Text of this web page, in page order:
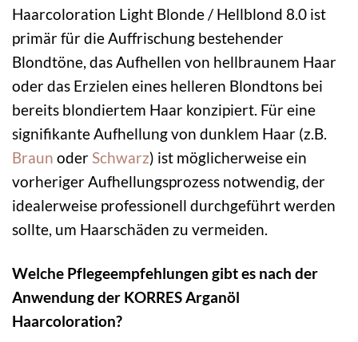
Haarcoloration Light Blonde / Hellblond 8.0 ist
primär für die Auffrischung bestehender
Blondtöne, das Aufhellen von hellbraunem Haar
oder das Erzielen eines helleren Blondtons bei
bereits blondiertem Haar konzipiert. Für eine
signifikante Aufhellung von dunklem Haar (z.B.
Braun oderSchwarz) ist möglicherweise ein
vorheriger Aufhellungsprozess notwendig, der
idealerweise professionell durchgeführt werden
sollte, um Haarschäden zu vermeiden.
Welche Pflegeempfehlungen gibt es nach der
Anwendung der KORRES Arganöl
Haarcoloration?